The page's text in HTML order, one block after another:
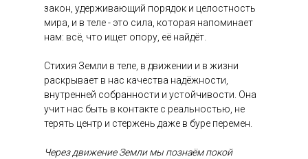
закон, удерживающий порядок и целостность
мира, и в теле - это сила, которая напоминает
нам: всё, что ищет опору, её найдёт.
Стихия Земли в теле, в движении и в жизни
раскрывает в нас качества надёжности,
внутренней собранности и устойчивости. Она
учит нас быть в контакте с реальностью, не
терять центр и стержень даже в буре перемен.
Через движение Земли мы познаём покой